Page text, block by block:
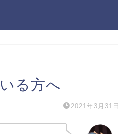
る方へ
2021年3月31日